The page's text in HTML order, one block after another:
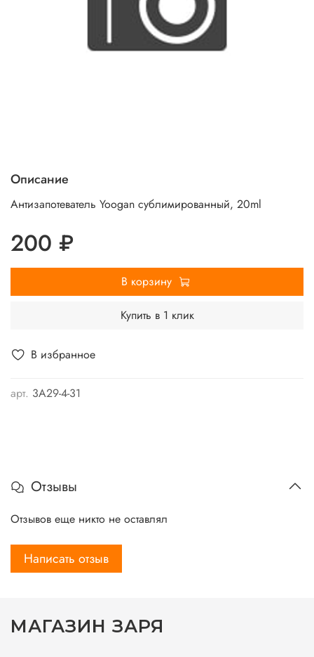
В избранное
арт. 3А29-4-31
Описание
Антизапотеватель Yoogan сублимированный, 20ml
200 ₽
В корзину
Купить в 1 клик
Отзывы
Отзывов еще никто не оставлял
Написать отзыв
МАГАЗИН ЗАРЯ